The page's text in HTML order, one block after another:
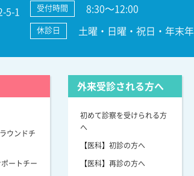
5-1
受付時間 8:30～12:00
休診日 土曜・日曜・祝日・年末
ウンドチ
ートチー
外来受診される方へ
初めて診察を受けられる方
へ
【医科】初診の方へ
【医科】再診の方へ